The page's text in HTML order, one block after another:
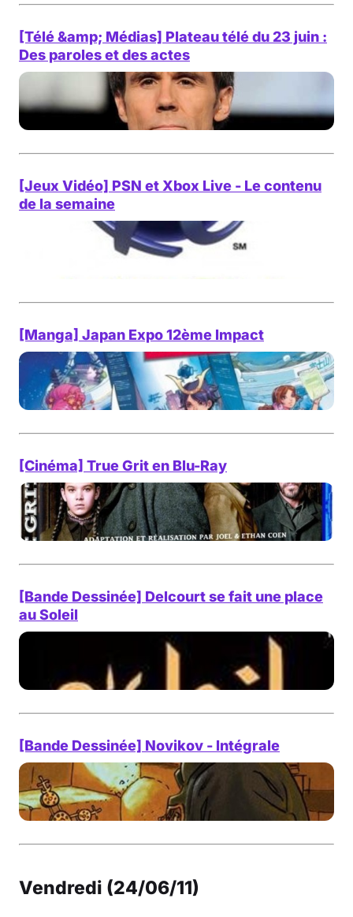
[Télé &amp; Médias] Plateau télé du 23 juin :
Des paroles et des actes
[Jeux Vidéo] PSN et Xbox Live - Le contenu
de la semaine
[Manga] Japan Expo 12ème Impact
[Cinéma] True Grit en Blu-Ray
[Bande Dessinée] Delcourt se fait une place
au Soleil
[Bande Dessinée] Novikov - Intégrale
Vendredi (24/06/11)